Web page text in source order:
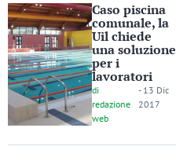
Caso piscina
comunale, la
Uil chiede
una soluzione
per i
lavoratori
di
redazione
web
- 13 Dic
2017